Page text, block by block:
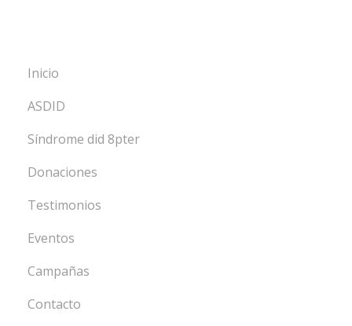
Inicio
ASDID
Síndrome did 8pter
Donaciones
Testimonios
Eventos
Campañas
Contacto